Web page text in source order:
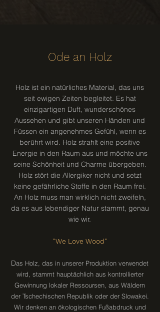
Ode an Holz
Holz ist ein natürliches Material, das uns
seit ewigen Zeiten begleitet. Es hat
einzigartigen Duft, wunderschönes
Aussehen und gibt unseren Händen und
Füssen ein angenehmes Gefühl, wenn es
berührt wird. Holz strahlt eine positive
Energie in den Raum aus und möchte uns
seine Schönheit und Charme übergeben.
Holz stört die Allergiker nicht und setzt
keine gefährliche Stoffe in den Raum frei.
An Holz muss man wirklich nicht zweifeln,
da es aus lebendiger Natur stammt, genau
wie wir.
"We Love Wood"
Das Holz, das in unserer Produktion verwendet
wird, stammt hauptächlich aus kontrollierter
Gewinnung lokaler Ressoursen, aus Wäldern
der Tschechischen Republik oder der Slowakei.
Wir denken an ökologischen Fußabdruck und